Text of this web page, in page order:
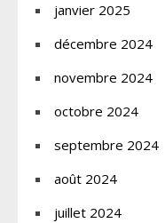
janvier 2025
décembre 2024
novembre 2024
octobre 2024
septembre 2024
août 2024
juillet 2024